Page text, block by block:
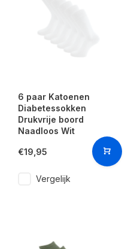
6 paar Katoenen
Diabetessokken
Drukvrije boord
Naadloos Wit
€19,95
Vergelijk